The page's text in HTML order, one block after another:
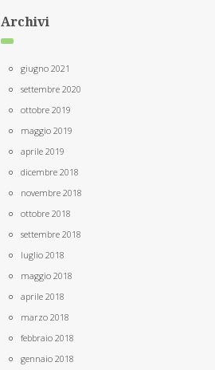
Archivi
giugno 2021
settembre 2020
ottobre 2019
maggio 2019
aprile 2019
dicembre 2018
novembre 2018
ottobre 2018
settembre 2018
luglio 2018
maggio 2018
aprile 2018
marzo 2018
febbraio 2018
gennaio 2018